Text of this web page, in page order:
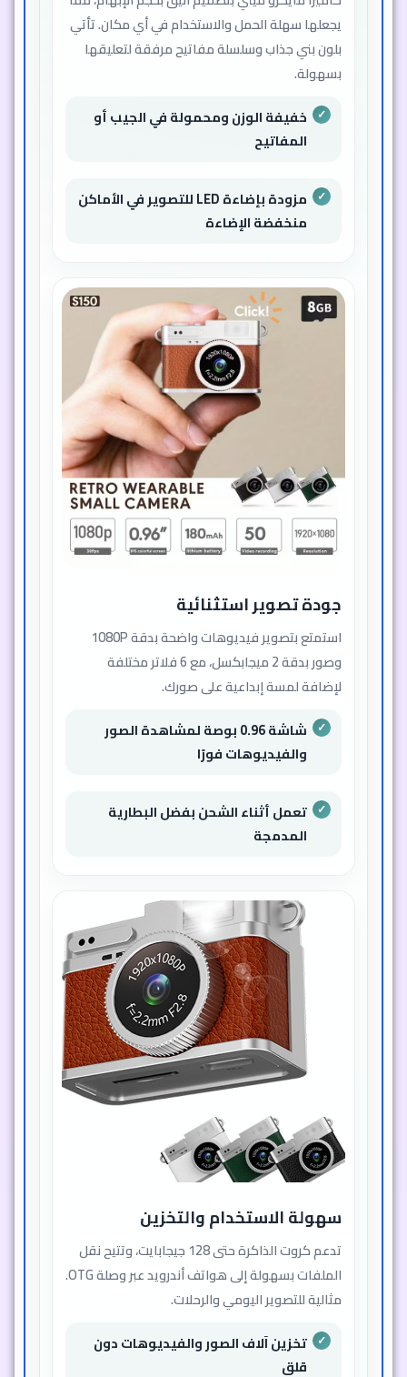
يجعلها سهلة الحمل والاستخدام في أي مكان. تأتي
بلون بني جذاب وسلسلة مفاتيح مرفقة لتعليقها
بسهولة.
خفيفة الوزن ومحمولة في الجيب أو
المفاتيح
مزودة بإضاءة LED للتصوير في الأماكن
منخفضة الإضاءة
جودة تصوير استثنائية
استمتع بتصوير فيديوهات واضحة بدقة 1080P
وصور بدقة 2 ميجابكسل، مع 6 فلاتر مختلفة
لإضافة لمسة إبداعية على صورك.
شاشة 0.96 بوصة لمشاهدة الصور
والفيديوهات فورًا
تعمل أثناء الشحن بفضل البطارية
المدمجة
سهولة الاستخدام والتخزين
تدعم كروت الذاكرة حتى 128 جيجابايت، وتتيح نقل
الملفات بسهولة إلى هواتف أندرويد عبر وصلة OTG.
مثالية للتصوير اليومي والرحلات.
تخزين آلاف الصور والفيديوهات دون
قلق